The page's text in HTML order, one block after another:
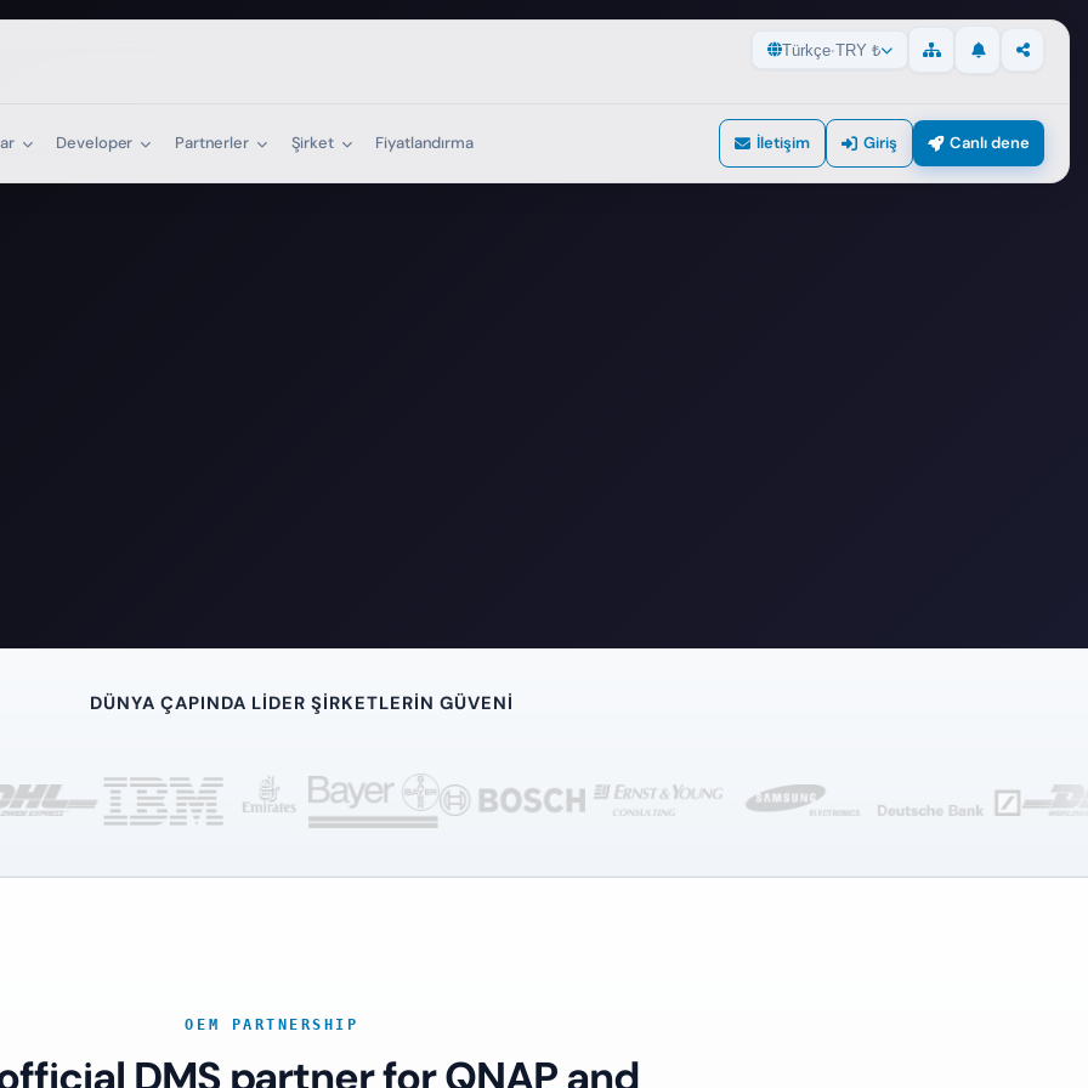
Türkçe·TRY ₺ Site HaritasıGüncellemeler
Paylaş
Developer Partnerler Şirket Fiyatlandırma İletişim Giriş Canlı dene
DÜNYA ÇAPINDA LIDER ŞIRKETLERIN GÜVENI
OEM PARTNERSHIP